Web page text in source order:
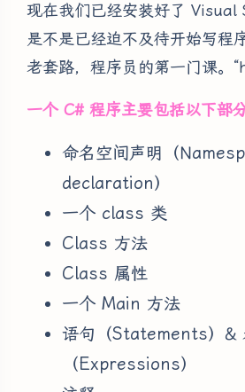
现在我们已经安装好了
是不是已经迫不及待开始写程
老套路，程序员的第一门课。
一个 C# 程序主要包括以下部分
命名空间声明（
declaration）
一个 class 类
Class 方法
Class 属性
一个 Main 方法
语句（Statements）&
（Expressions）